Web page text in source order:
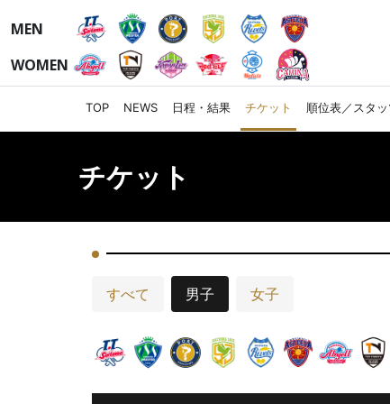
MEN
WOMEN
TOP NEWS 日程・結果 チケット 順位表／スタッ
チケット
すべて 男子 女子